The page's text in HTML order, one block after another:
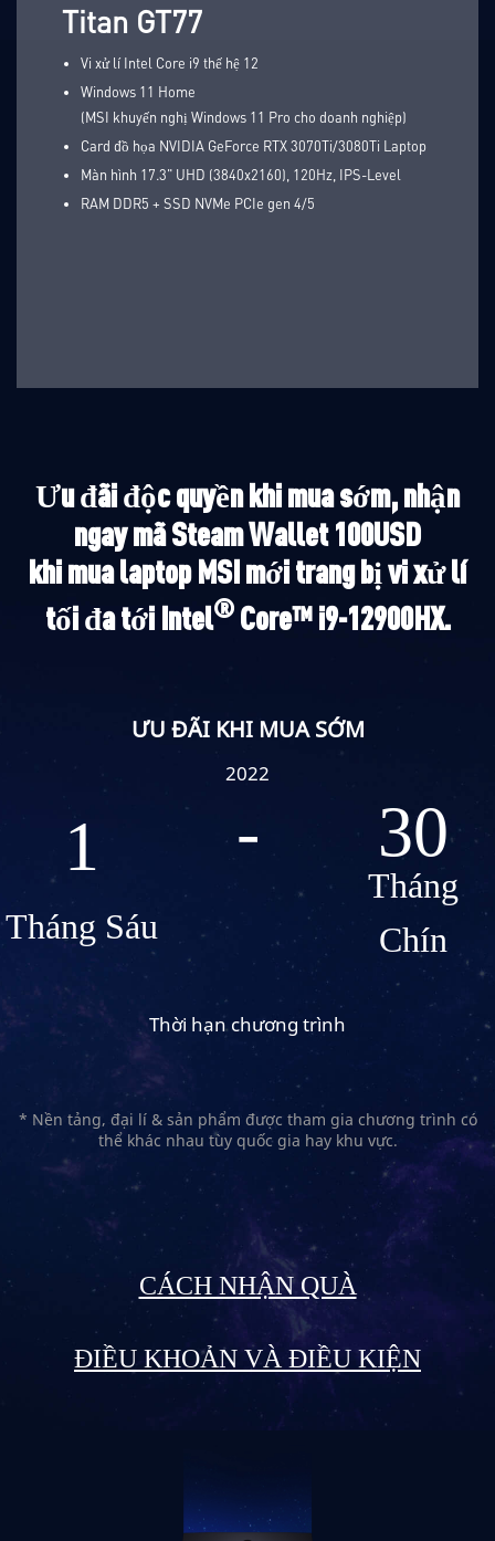
Titan GT77
Vi xử lí Intel Core i9 thế hệ 12
Windows 11 Home
(MSI khuyến nghị Windows 11 Pro cho doanh nghiệp)
Card đồ họa NVIDIA GeForce RTX 3070Ti/3080Ti Laptop
Màn hình 17.3" UHD (3840x2160), 120Hz, IPS-Level
RAM DDR5 + SSD NVMe PCIe gen 4/5
Ưu đãi độc quyền khi mua sớm, nhận
ngay mã Steam Wallet 100USD
khi mua laptop MSI mới trang bị vi xử lí
tối đa tới Intel®Core™ i9-12900HX.
ƯU ĐÃI KHI MUA SỚM
2022
1
Tháng Sáu
- 30
Tháng
Chín
Thời hạn chương trình
* Nền tảng, đại lí & sản phẩm được tham gia chương trình có
thể khác nhau tùy quốc gia hay khu vực.
CÁCH NHẬN QUÀ
ĐIỀU KHOẢN VÀ ĐIỀU KIỆN